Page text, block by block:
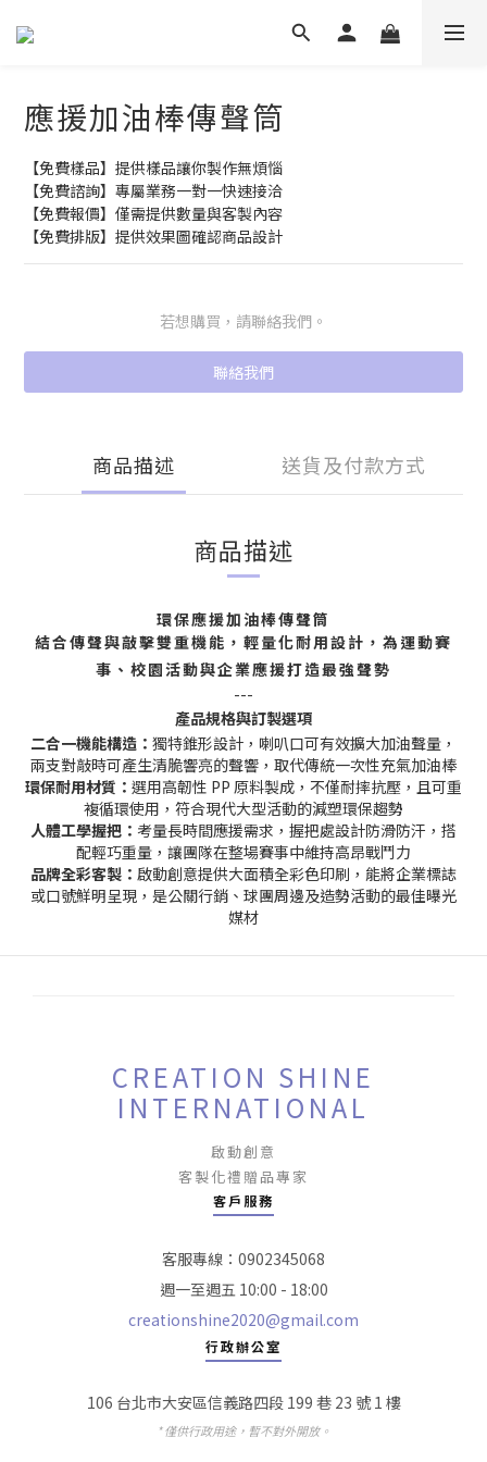
應援加油棒傳聲筒
【免費樣品】提供樣品讓你製作無煩惱
【免費諮詢】專屬業務一對一快速接洽
【免費報價】僅需提供數量與客製內容
【免費排版】提供效果圖確認商品設計
若想購買，請聯絡我們。
聯絡我們
商品描述 送貨及付款方式
商品描述
環保應援加油棒傳聲筒
結合傳聲與敲擊雙重機能，輕量化耐用設計，為運動賽
事、校園活動與企業應援打造最強聲勢
---
產品規格與訂製選項
二合一機能構造： 獨特錐形設計，喇叭口可有效擴大加油聲量，
兩支對敲時可產生清脆響亮的聲響，取代傳統一次性充氣加油棒
環保耐用材質： 選用高韌性 PP 原料製成，不僅耐摔抗壓，且可重
複循環使用，符合現代大型活動的減塑環保趨勢
人體工學握把： 考量長時間應援需求，握把處設計防滑防汗，搭
配輕巧重量，讓團隊在整場賽事中維持高昂戰鬥力
品牌全彩客製： 啟動創意提供大面積全彩色印刷，能將企業標誌
或口號鮮明呈現，是公關行銷、球團周邊及造勢活動的最佳曝光
媒材
CREATION SHINE
INTERNATIONAL
啟動創意
客製化禮贈品專家
客戶服務
客服專線：0902345068
週一至週五 10:00 - 18:00
creationshine2020@gmail.com
行政辦公室
106 台北市大安區信義路四段 199 巷 23 號 1 樓
* 僅供行政用途，暫不對外開放。